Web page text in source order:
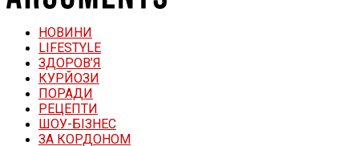
НОВИНИ
LIFESTYLE
ЗДОРОВ’Я
КУРЙОЗИ
ПОРАДИ
РЕЦЕПТИ
ШОУ-БІЗНЕС
ЗА КОРДОНОМ